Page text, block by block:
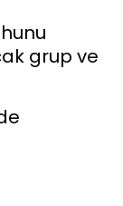
grup ve